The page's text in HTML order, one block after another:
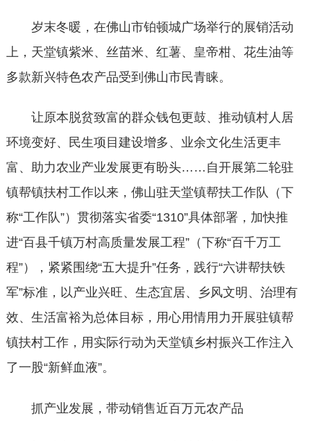
岁末冬暖，在佛山市铂顿城广场举行的展销活动
上，天堂镇紫米、丝苗米、红薯、皇帝柑、花生油等
多款新兴特色农产品受到佛山市民青睐。
让原本脱贫致富的群众钱包更鼓、推动镇村人居
环境变好、民生项目建设增多、业余文化生活更丰
富、助力农业产业发展更有盼头……自开展第二轮驻
镇帮镇扶村工作以来，佛山驻天堂镇帮扶工作队（下
称“工作队”）贯彻落实省委“1310”具体部署，加快推
进“百县千镇万村高质量发展工程”（下称“百千万工
程”），紧紧围绕“五大提升”任务，践行“六讲帮扶铁
军”标准，以产业兴旺、生态宜居、乡风文明、治理有
效、生活富裕为总体目标，用心用情用力开展驻镇帮
镇扶村工作，用实际行动为天堂镇乡村振兴工作注入
了一股“新鲜血液”。
抓产业发展，带动销售近百万元农产品